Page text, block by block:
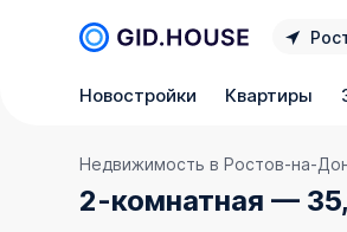
Новостройки Квартиры
Недвижимость в
2-комнатная —